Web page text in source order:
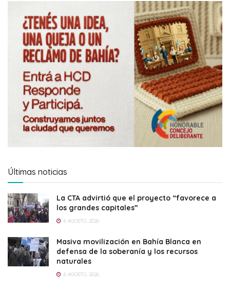
Últimas noticias
La CTA advirtió que el proyecto “favorece a
los grandes capitales”
6 AGOSTO, 2026
Masiva movilización en Bahía Blanca en
defensa de la soberanía y los recursos
naturales
6 AGOSTO, 2026